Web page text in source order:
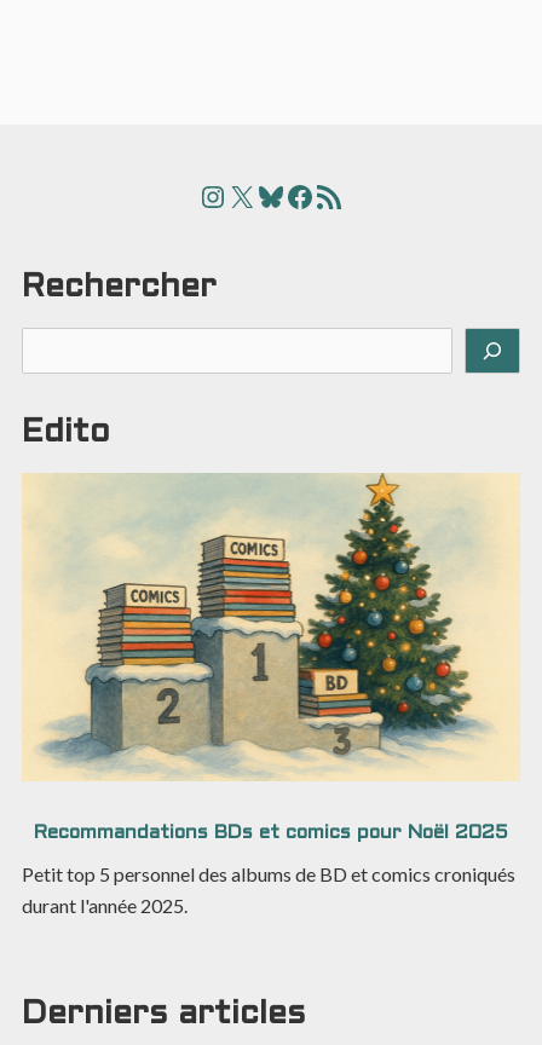
Instagram
X Bluesky
Facebook
Articles
Rechercher
Edito
Recommandations BDs et comics pour Noël 2025
Petit top 5 personnel des albums de BD et comics croniqués
durant l'année 2025.
Derniers articles